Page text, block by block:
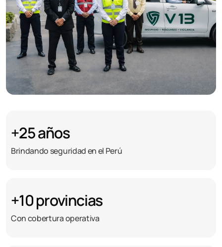
+25 años
Brindando seguridad en el Perú
+10 provincias
Con cobertura operativa